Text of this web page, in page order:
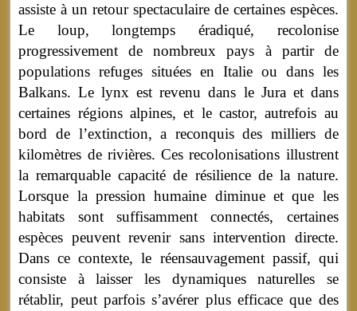
assiste à un retour spectaculaire de certaines espèces.
Le loup, longtemps éradiqué, recolonise
progressivement de nombreux pays à partir de
populations refuges situées en Italie ou dans les
Balkans. Le lynx est revenu dans le Jura et dans
certaines régions alpines, et le castor, autrefois au
bord de l’extinction, a reconquis des milliers de
kilomètres de rivières. Ces recolonisations illustrent
la remarquable capacité de résilience de la nature.
Lorsque la pression humaine diminue et que les
habitats sont suffisamment connectés, certaines
espèces peuvent revenir sans intervention directe.
Dans ce contexte, le réensauvagement passif, qui
consiste à laisser les dynamiques naturelles se
rétablir, peut parfois s’avérer plus efficace que des